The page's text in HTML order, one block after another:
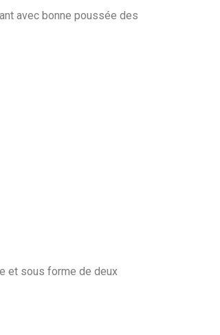
avec bonne poussée des
et sous forme de deux